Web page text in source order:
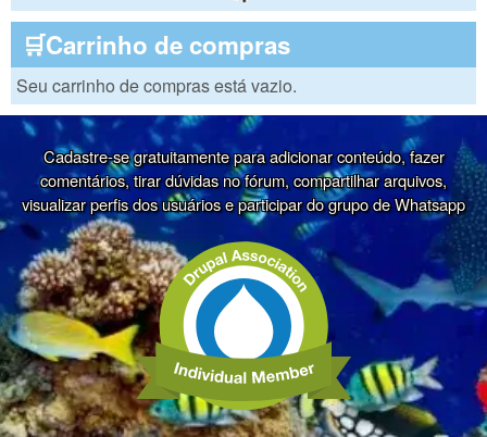
🛒Carrinho de compras
Seu carrinho de compras está vazio.
Cadastre-se gratuitamente para adicionar conteúdo, fazer
comentários, tirar dúvidas no fórum, compartilhar arquivos,
visualizar perfis dos usuários e participar do grupo de Whatsapp